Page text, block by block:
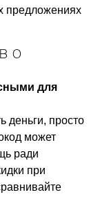
предложениях
о
для
деньги, просто
может
ради
при